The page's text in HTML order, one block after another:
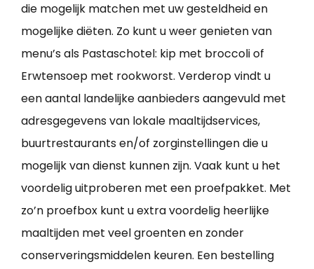
die mogelijk matchen met uw gesteldheid en
mogelijke diëten. Zo kunt u weer genieten van
menu’s als Pastaschotel: kip met broccoli of
Erwtensoep met rookworst. Verderop vindt u
een aantal landelijke aanbieders aangevuld met
adresgegevens van lokale maaltijdservices,
buurtrestaurants en/of zorginstellingen die u
mogelijk van dienst kunnen zijn. Vaak kunt u het
voordelig uitproberen met een proefpakket. Met
zo’n proefbox kunt u extra voordelig heerlijke
maaltijden met veel groenten en zonder
conserveringsmiddelen keuren. Een bestelling